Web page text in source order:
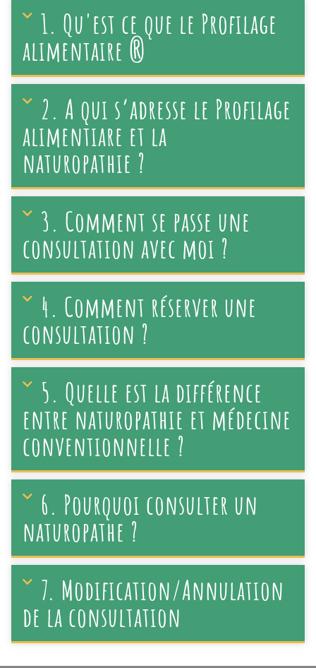
1. Qu'est ce que le Profilage
alimentaire ®
2. A qui s’adresse le Profilage
alimentiare et la
naturopathie ?
3. Comment se passe une
consultation avec moi ?
4. Comment réserver une
consultation ?
5. Quelle est la différence
entre naturopathie et médecine
conventionnelle ?
6. Pourquoi consulter un
naturopathe ?
7. Modification/Annulation
de la consultation